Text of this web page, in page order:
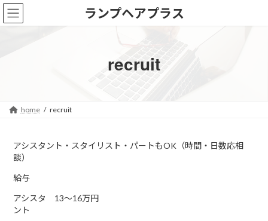
コ
ン
ナ
ビ
ランプヘアプラス
recruit
home recruit
アシスタント・スタイリスト・パートもOK（時間・日数応相
談）
給与
アシスタ
ント
13～16万円